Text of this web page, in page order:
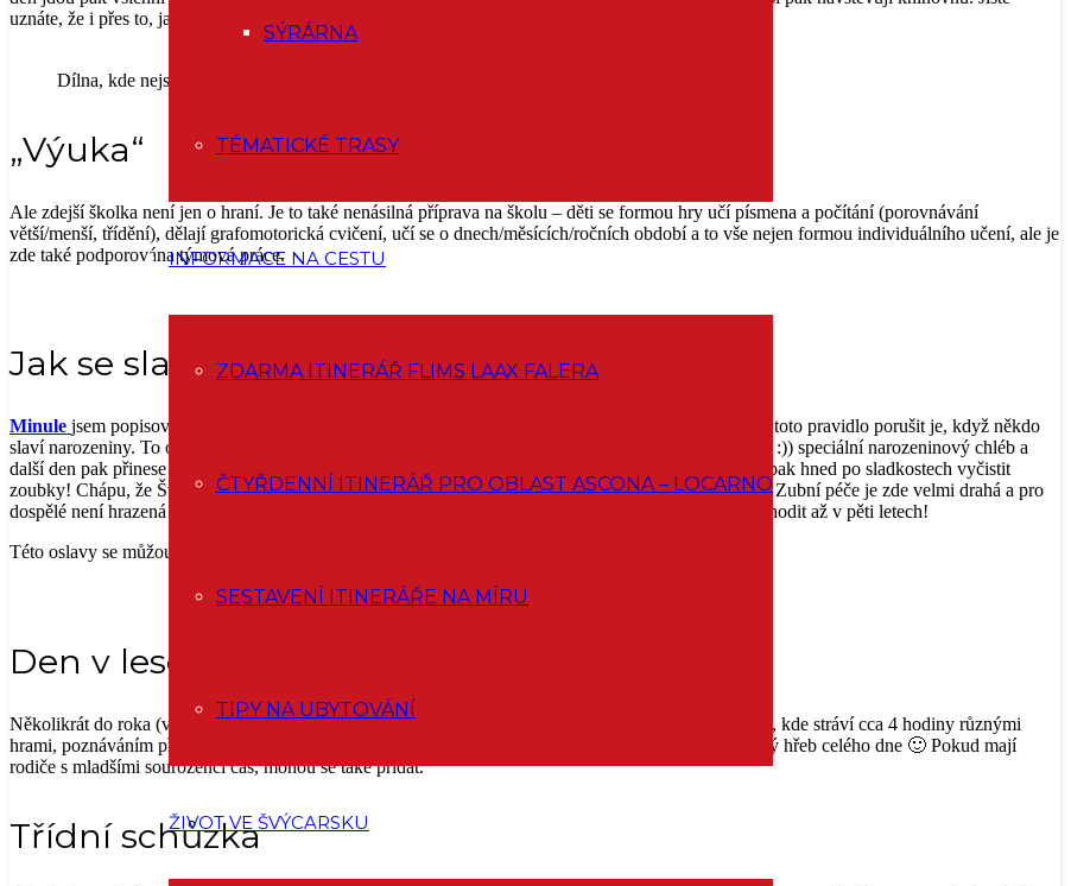
SÝRÁRNA
TÉMATICKÉ TRASY
INFORMACE NA CESTU
ZDARMA ITINERÁŘ FLIMS LAAX FALERA
ČTYŘDENNÍ ITINERÁŘ PRO OBLAST ASCONA – LOCARNO
SESTAVENÍ ITINERÁŘE NA MÍRU
TIPY NA UBYTOVÁNÍ
ŽIVOT VE ŠVÝCARSKU
uznáte, že i přes to, jak málo času děti ve školce stráví, je jejich den vyplněn hodně intenzivně!
Dílna, kde nejsou hračky, ale opravdové nástroje
„Výuka“
Ale zdejší školka není jen o hraní. Je to také nenásilná příprava na školu – děti se formou hry učí písmena a počítání (porovnávání
větší/menší, třídění), dělají grafomotorická cvičení, učí se o dnech/měsících/ročních období a to vše nejen formou individuálního učení, ale je
zde také podporována týmová práce.
Jak se slaví narozeniny
Minule jsem popisovala, že děti nesmí nosit na svačinu žádné sladkosti. Jediná možnost, kdy se může toto pravidlo porušit je, když někdo
slaví narozeniny. To oslavenec den předem spolu se dvěma kamarády peče (ano, ve třídě mají i troubu :)) speciální narozeninový chléb a
další den pak přinese nějaké dobroty pro ostatní (třeba nutellu na chleba, bonbóny nebo čokoládu). A pak hned po sladkostech vyčistit
zoubky! Chápu, že Švýcaři kladou velký důraz na zdravou stravu a zubní prevenci – dobře vědí proč! Zubní péče je zde velmi drahá a pro
dospělé není hrazená pojišťovnou. Paradoxem ale je, že na zubní preventivní prohlídky začínají děti chodit až v pěti letech!
Této oslavy se můžou zúčastnit i rodiče a sourozenci, čehož jsme rádi využili.
Den v lese
Několikrát do roka (v některé školce jednou týdně, v jiné jednou měsíčně) děti vyrazí do blízkého lesa, kde stráví cca 4 hodiny různými
hrami, poznáváním přírody a hlavně si na oběd opékají buřty (tady se jim říká cervelas), což je asi zlatý hřeb celého dne 🙂 Pokud mají
rodiče s mladšími sourozenci čas, mohou se také přidat.
Třídní schůzka